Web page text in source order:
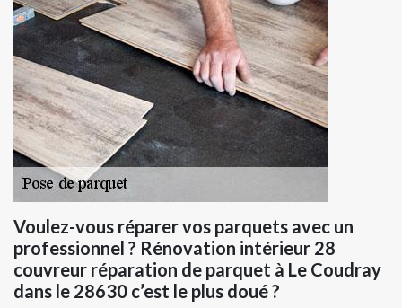
Voulez-vous réparer vos parquets avec un
professionnel ? Rénovation intérieur 28
couvreur réparation de parquet à Le Coudray
dans le 28630 c’est le plus doué ?